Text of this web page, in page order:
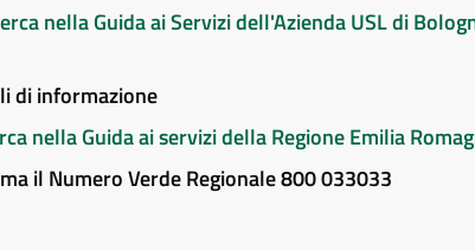
nella Guida ai Servizi dell'Azienda USL di
di informazione
nella Guida ai servizi della Regione Emilia
il Numero Verde Regionale 800 033033